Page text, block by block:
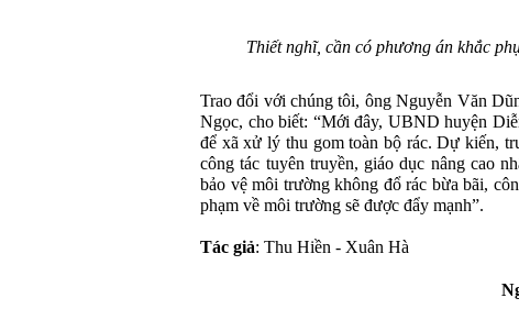
Thiết nghĩ, cần có phương án khắc
Trao đổi với chúng tôi, ông Nguyễn Văn
Ngọc, cho biết: “Mới đây, UBND huyện
để xã xử lý thu gom toàn bộ rác. Dự kiến,
công tác tuyên truyền, giáo dục nâng cao
bảo vệ môi trường không đổ rác bừa bãi,
phạm về môi trường sẽ được đẩy mạnh”.
Tác giả: Thu Hiền - Xuân Hà